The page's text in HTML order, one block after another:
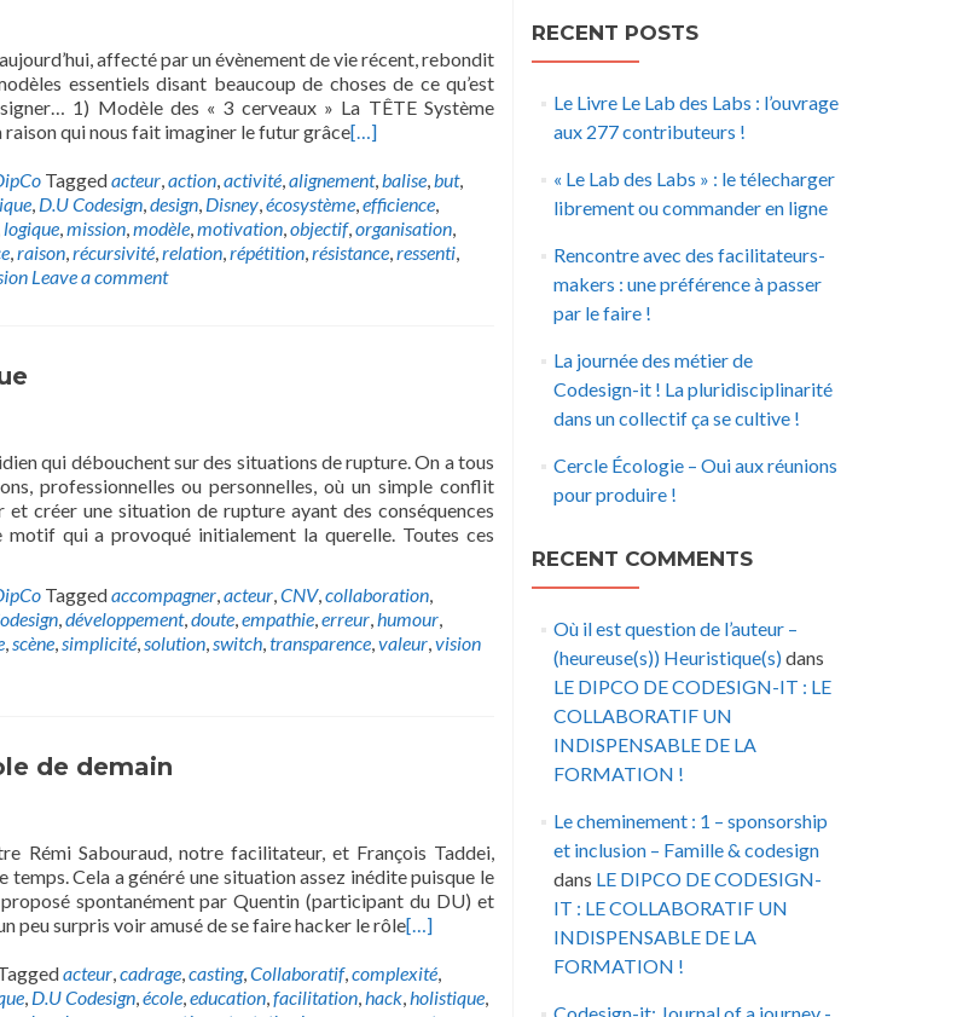
affecté par un évènement de vie récent, rebondit
essentiels disant beaucoup de choses de ce qu’est
1) Modèle des « 3 cerveaux » La TÊTE Système
raison qui nous fait imaginer le futur grâce[…]
Taggedacteur,action,activité,alignement,balise,but,
, D.U Codesign,design, Disney,écosystème,efficience,
logique,mission,modèle,motivation,objectif,organisation,
,raison,récursivité,relation,répétition,résistance,ressenti,
Leave a comment
qui débouchent sur des situations de rupture. On a tous
professionnelles ou personnelles, où un simple conflit
et créer une situation de rupture ayant des conséquences
motif qui a provoqué initialement la querelle. Toutes ces
Taggedaccompagner,acteur,CNV,collaboration,
,développement,doute,empathie,erreur,humour,
,scène,simplicité,solution,switch,transparence,valeur,vision
de demain
Rémi Sabouraud, notre facilitateur, et François Taddei,
temps. Cela a généré une situation assez inédite puisque le
spontanément par Quentin (participant du DU) et
peu surpris voir amusé de se faire hacker le rôle[…]
acteur,cadrage,casting,Collaboratif,complexité,
, D.U Codesign,école,education,facilitation,hack,holistique,
RECENT POSTS
Le Livre Le Lab des Labs : l’ouvrage
aux 277 contributeurs !
« Le Lab des Labs » : le télecharger
librement ou commander en ligne
Rencontre avec des facilitateurs-
makers : une préférence à passer
par le faire !
La journée des métier de
Codesign-it ! La pluridisciplinarité
dans un collectif ça se cultive !
Cercle Écologie – Oui aux réunions
pour produire !
RECENT COMMENTS
Où il est question de l’auteur –
(heureuse(s)) Heuristique(s)dans
LE DIPCO DE CODESIGN-IT : LE
COLLABORATIF UN
INDISPENSABLE DE LA
FORMATION !
Le cheminement : 1 – sponsorship
et inclusion – Famille & codesign
dans LE DIPCO DE CODESIGN-
IT : LE COLLABORATIF UN
INDISPENSABLE DE LA
FORMATION !